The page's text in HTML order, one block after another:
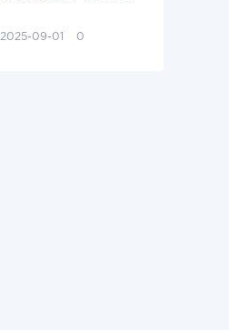
2025-09-01 0